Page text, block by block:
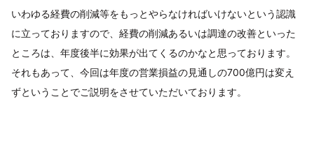
いわゆる経費の削減等をもっとやらなければいけないという認識
に立っておりますので、経費の削減あるいは調達の改善といった
ところは、年度後半に効果が出てくるのかなと思っております。
それもあって、今回は年度の営業損益の見通しの700億円は変え
ずということでご説明をさせていただいております。